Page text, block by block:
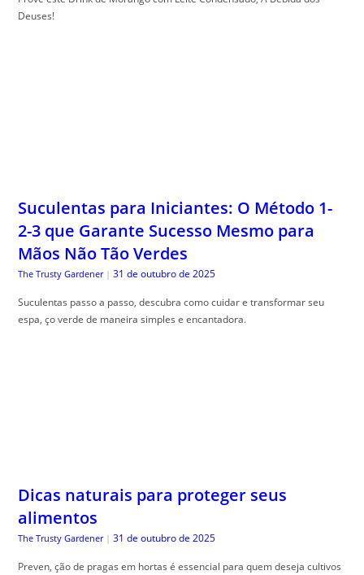
Deuses!
Suculentas para Iniciantes: O Método 1-
2-3 que Garante Sucesso Mesmo para
Mãos Não Tão Verdes
The Trusty Gardener | 31 de outubro de 2025
Suculentas passo a passo, descubra como cuidar e transformar seu
espa, ço verde de maneira simples e encantadora.
Dicas naturais para proteger seus
alimentos
The Trusty Gardener | 31 de outubro de 2025
Preven, ção de pragas em hortas é essencial para quem deseja cultivos